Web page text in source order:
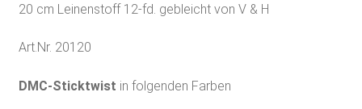
20 cm Leinenstoff 12-fd. gebleicht von V & H
Art.Nr. 20120
DMC-Sticktwist in folgenden Farben